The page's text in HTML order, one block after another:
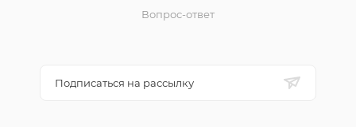
Вопрос-ответ
Подписаться на рассылку